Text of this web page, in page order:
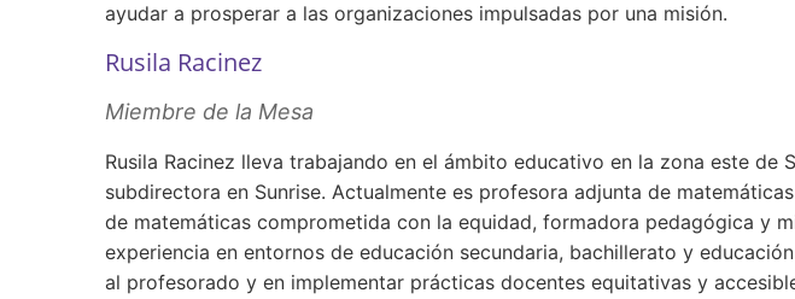
ayudar a prosperar a las organizaciones impulsadas por una misión.
Rusila Racinez
Miembre de la Mesa
Rusila Racinez lleva trabajando en el ámbito educativo en la zona este de
subdirectora en Sunrise. Actualmente es profesora adjunta de
de matemáticas comprometida con la equidad, formadora pedagógica y
experiencia en entornos de educación secundaria, bachillerato y
al profesorado y en implementar prácticas docentes equitativas y